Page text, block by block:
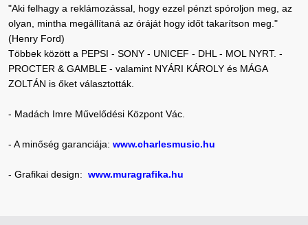
"Aki felhagy a reklámozással, hogy ezzel pénzt spóroljon meg, az
olyan, mintha megállítaná az óráját hogy időt takarítson meg."
(Henry Ford)
Többek között a PEPSI - SONY - UNICEF - DHL - MOL NYRT. -
PROCTER & GAMBLE - valamint NYÁRI KÁROLY és MÁGA
ZOLTÁN is őket választották.
- Madách Imre Művelődési Központ Vác.
- A minőség garanciája: www.charlesmusic.hu
- Grafikai design: www.muragrafika.hu